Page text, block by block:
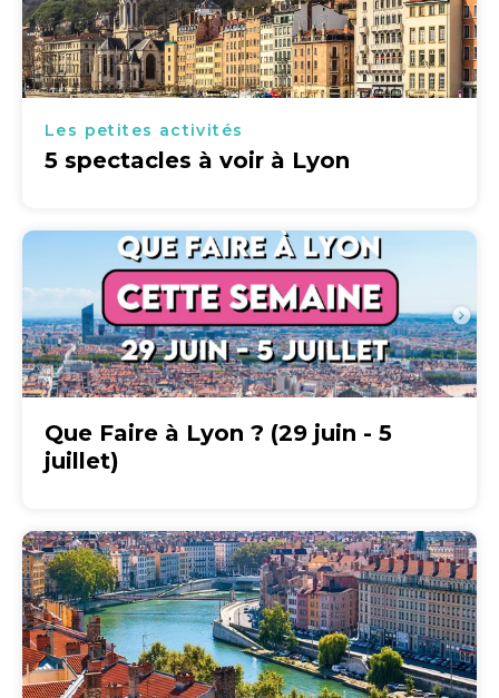
Les petites activités
5 spectacles à voir à Lyon
Que Faire à Lyon ? (29 juin - 5
juillet)